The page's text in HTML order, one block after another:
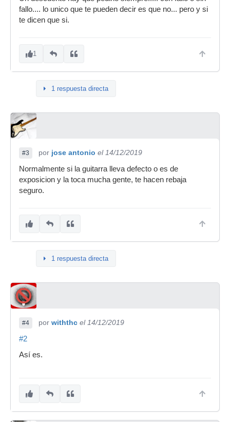
fallo.... lo unico que te pueden decir es que no... pero y si
te dicen que si.
1
1 respuesta directa
#3 por jose antonio el 14/12/2019
Normalmente si la guitarra lleva defecto o es de
exposicion y la toca mucha gente, te hacen rebaja
seguro.
1 respuesta directa
#4 por withthc el 14/12/2019
#2
Así es.